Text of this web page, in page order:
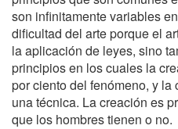
son infinitamente variables
dificultad del arte porque el
la aplicación de leyes, sino
principios en los cuales la
por ciento del fenómeno, y
una técnica. La creación es
que los hombres tienen o no.